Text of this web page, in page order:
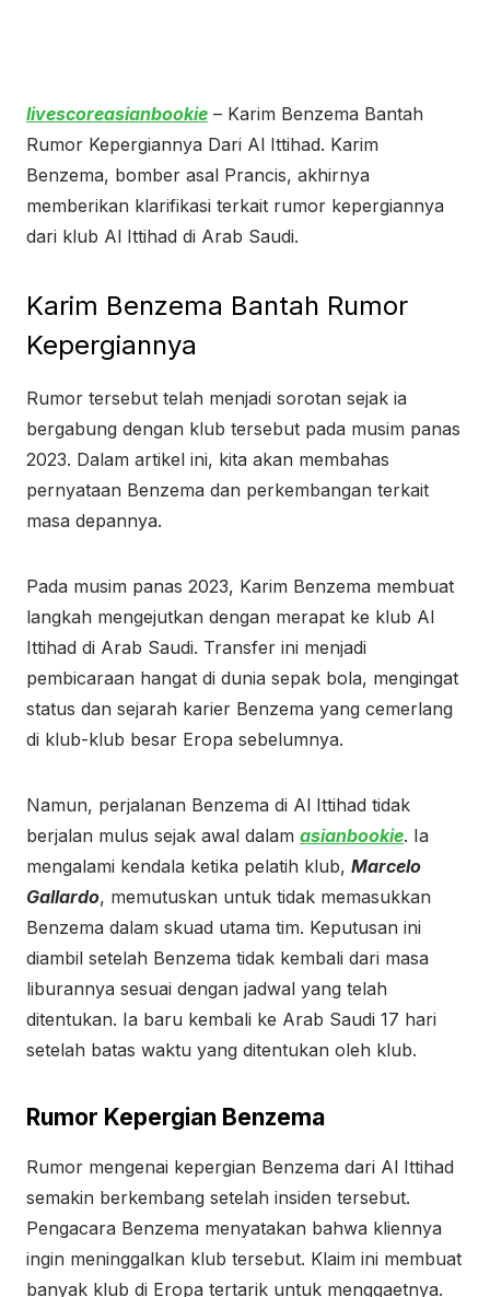
livescoreasianbookie – Karim Benzema Bantah
Rumor Kepergiannya Dari Al Ittihad. Karim
Benzema, bomber asal Prancis, akhirnya
memberikan klarifikasi terkait rumor kepergiannya
dari klub Al Ittihad di Arab Saudi.
Karim Benzema Bantah Rumor
Kepergiannya
Rumor tersebut telah menjadi sorotan sejak ia
bergabung dengan klub tersebut pada musim panas
2023. Dalam artikel ini, kita akan membahas
pernyataan Benzema dan perkembangan terkait
masa depannya.
Pada musim panas 2023, Karim Benzema membuat
langkah mengejutkan dengan merapat ke klub Al
Ittihad di Arab Saudi. Transfer ini menjadi
pembicaraan hangat di dunia sepak bola, mengingat
status dan sejarah karier Benzema yang cemerlang
di klub-klub besar Eropa sebelumnya.
Namun, perjalanan Benzema di Al Ittihad tidak
berjalan mulus sejak awal dalam asianbookie. Ia
mengalami kendala ketika pelatih klub, Marcelo
Gallardo, memutuskan untuk tidak memasukkan
Benzema dalam skuad utama tim. Keputusan ini
diambil setelah Benzema tidak kembali dari masa
liburannya sesuai dengan jadwal yang telah
ditentukan. Ia baru kembali ke Arab Saudi 17 hari
setelah batas waktu yang ditentukan oleh klub.
Rumor Kepergian Benzema
Rumor mengenai kepergian Benzema dari Al Ittihad
semakin berkembang setelah insiden tersebut.
Pengacara Benzema menyatakan bahwa kliennya
ingin meninggalkan klub tersebut. Klaim ini membuat
banyak klub di Eropa tertarik untuk menggaetnya.